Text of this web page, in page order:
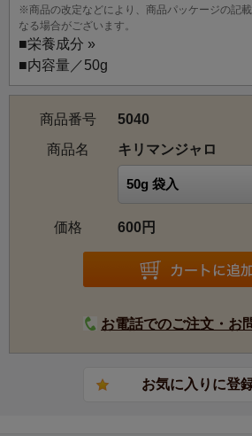
※商品の改定などにより、商品パッケージの記
なる場合がございます。
■栄養成分 »
■内容量／50g
商品番号
5040
商品名
キリマンジャロ
価格 600円
お電話でのご注文・お